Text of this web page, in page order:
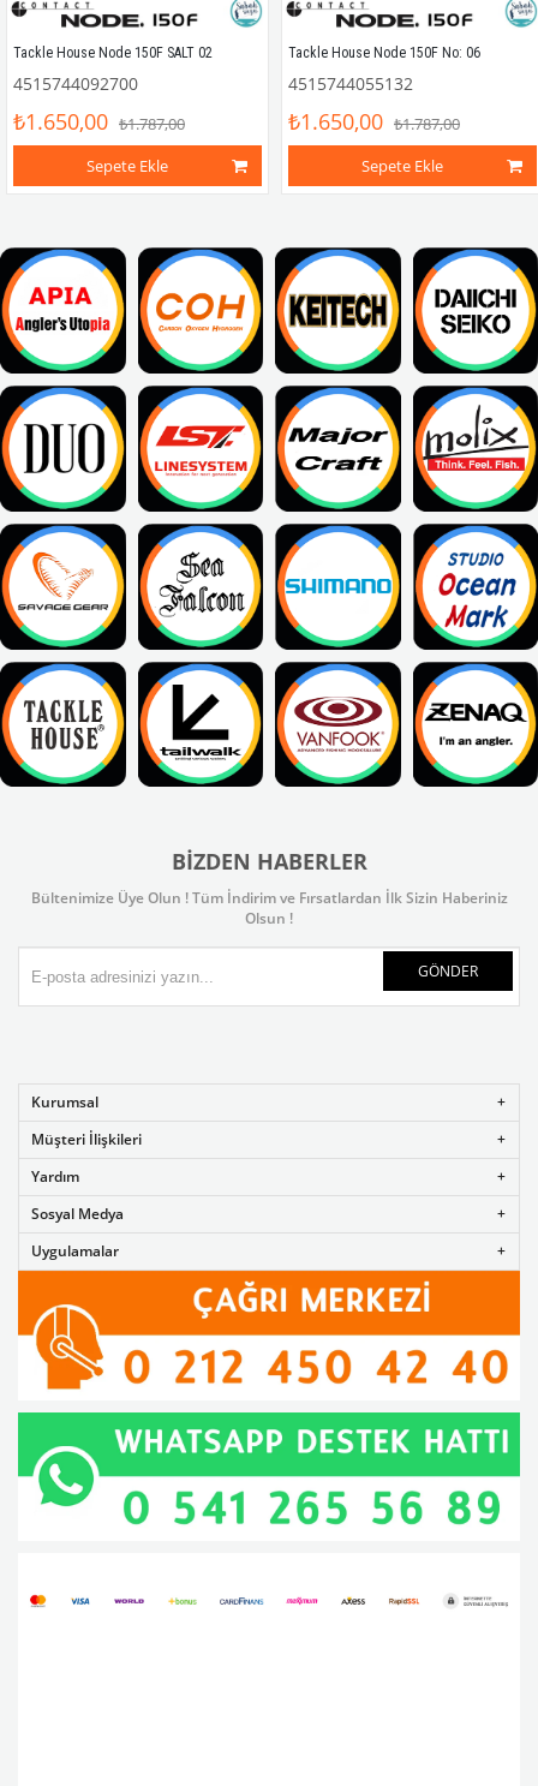
Tackle House Node 150F SALT 02
4515744092700
₺1.650,00 ₺1.787,00
Sepete Ekle
Tackle House Node 150F No: 06
4515744055132
₺1.650,00 ₺1.787,00
Sepete Ekle
BIZDEN HABERLER
Bültenimize Üye Olun ! Tüm İndirim ve Fırsatlardan İlk Sizin Haberiniz
Olsun !
GÖNDER
Kurumsal
Müşteri İlişkileri
Yardım
Sosyal Medya
Uygulamalar